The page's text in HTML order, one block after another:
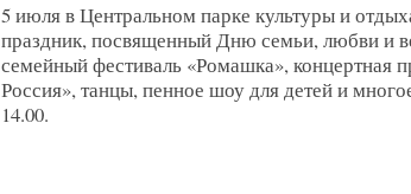
5 июля в Центральном парке культуры и
праздник, посвященный Дню семьи, любви и
семейный фестиваль «Ромашка», концертная
Россия», танцы, пенное шоу для детей и
14.00.